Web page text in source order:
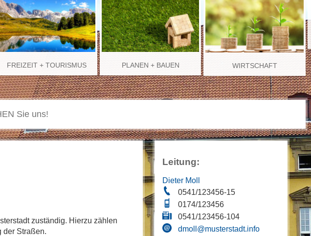
FREIZEIT + TOURISMUS PLANEN + BAUEN WIRTSCHAFT
zuständig. Hierzu zählen
der Straßen.
Leitung:
Dieter Moll
0541/123456-15
0174/123456
0541/123456-104
dmoll@musterstadt.info